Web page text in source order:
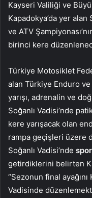
Kayseri Valiliği ve
Kapadokya’da yer
ve ATV
birinci kere
Türkiye Motosiklet
alan Türkiye Enduro ve
yarışı, adrenalin ve
Soğanlı Vadisi’nde
kere yarışacak olan
rampa geçişleri üzere
Soğanlı Vadisi’nde spor
getirdiklerini belirten
“Sezonun final ayağını
Vadisinde